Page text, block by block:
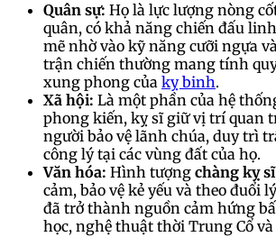
Quân sự: Họ là lực lượng nòng
quân, có khả năng chiến đấu
mẽ nhờ vào kỹ năng cưỡi ngựa
trận chiến thường mang tính
xung phong của kỵ binh.
Xã hội: Là một phần của hệ
phong kiến, kỵ sĩ giữ vị trí quan
người bảo vệ lãnh chúa, duy trì
công lý tại các vùng đất của họ.
Văn hóa: Hình tượng chàng kỵ sĩ
cảm, bảo vệ kẻ yếu và theo đuổi
đã trở thành nguồn cảm hứng
học, nghệ thuật thời Trung Cổ và